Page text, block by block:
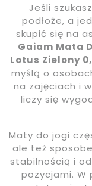
Jeśli
podłoże, a
skupić się na
Gaiam Mata
Lotus Zielony
myślą o
na zajęciach i
liczy się
Maty do jogi
ale też
stabilnością i
pozycjami. W